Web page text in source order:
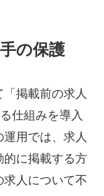
の保護
掲載前の求人
仕組みを導入
用では、求人
的に掲載する方
人について不